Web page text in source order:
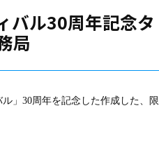
バル30周年記念タ
局
」30周年を記念した作成した、限